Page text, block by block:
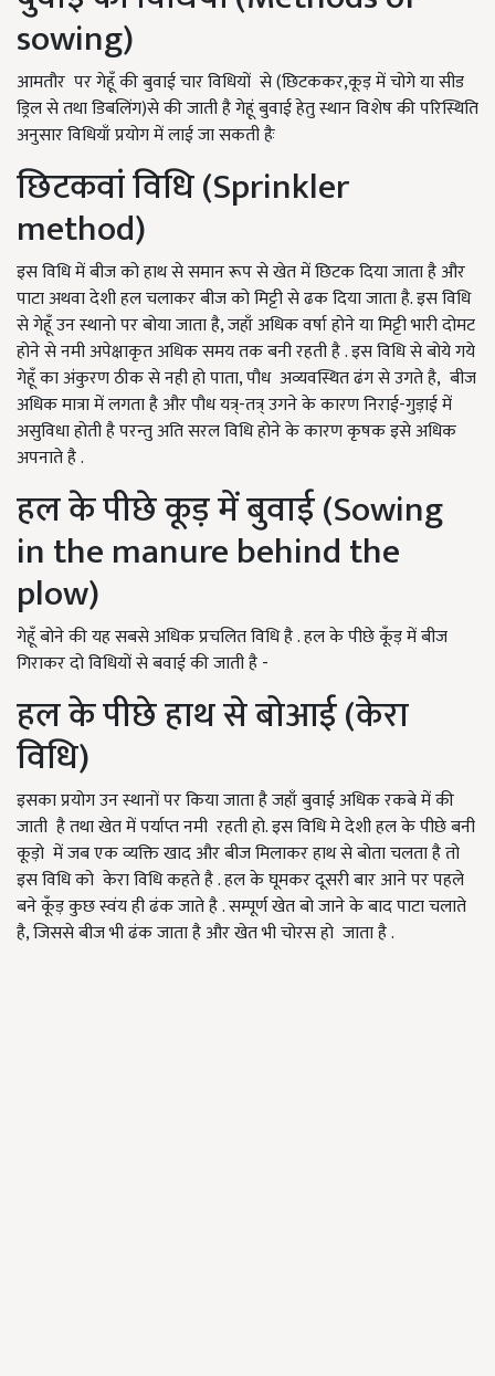
sowing)
आमतौर पर गेहूँ की बुवाई चार विधियों से (छिटककर,कूड़ में चोगे या सीड
ड्रिल से तथा डिबलिंग)से की जाती है गेहूं बुवाई हेतु स्थान विशेष की परिस्थिति
अनुसार विधियाँ प्रयोग में लाई जा सकती हैः
छिटकवां विधि (Sprinkler
method)
इस विधि में बीज को हाथ से समान रूप से खेत में छिटक दिया जाता है और
पाटा अथवा देशी हल चलाकर बीज को मिट्टी से ढक दिया जाता है. इस विधि
से गेहूँ उन स्थानो पर बोया जाता है, जहाँ अधिक वर्षा होने या मिट्टी भारी दोमट
होने से नमी अपेक्षाकृत अधिक समय तक बनी रहती है . इस विधि से बोये गये
गेहूँ का अंकुरण ठीक से नही हो पाता, पौध अव्यवस्थित ढंग से उगते है, बीज
अधिक मात्रा में लगता है और पौध यत्र्-तत्र् उगने के कारण निराई-गुड़ाई में
असुविधा होती है परन्तु अति सरल विधि होने के कारण कृषक इसे अधिक
अपनाते है .
हल के पीछे कूड़ में बुवाई (Sowing
in the manure behind the
plow)
गेहूँ बोने की यह सबसे अधिक प्रचलित विधि है . हल के पीछे कूँड़ में बीज
गिराकर दो विधियों से बवाई की जाती है -
हल के पीछे हाथ से बोआई (केरा
विधि)
इसका प्रयोग उन स्थानों पर किया जाता है जहाँ बुवाई अधिक रकबे में की
जाती है तथा खेत में पर्याप्त नमी रहती हो. इस विधि मे देशी हल के पीछे बनी
कूड़ो में जब एक व्यक्ति खाद और बीज मिलाकर हाथ से बोता चलता है तो
इस विधि को केरा विधि कहते है . हल के घूमकर दूसरी बार आने पर पहले
बने कूँड़ कुछ स्वंय ही ढंक जाते है . सम्पूर्ण खेत बो जाने के बाद पाटा चलाते
है, जिससे बीज भी ढंक जाता है और खेत भी चोरस हो जाता है .